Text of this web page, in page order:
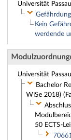
Universität Passau
Kein
werdende
Universität Passau
Bachelor
WiSe 2018)
50 ECTS-